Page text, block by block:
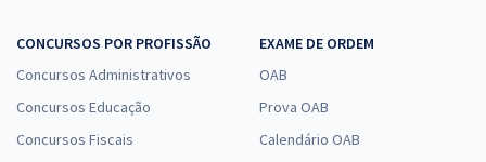
CONCURSOS POR PROFISSÃO
Concursos Administrativos
Concursos Educação
Concursos Fiscais
EXAME DE ORDEM
OAB
Prova OAB
Calendário OAB